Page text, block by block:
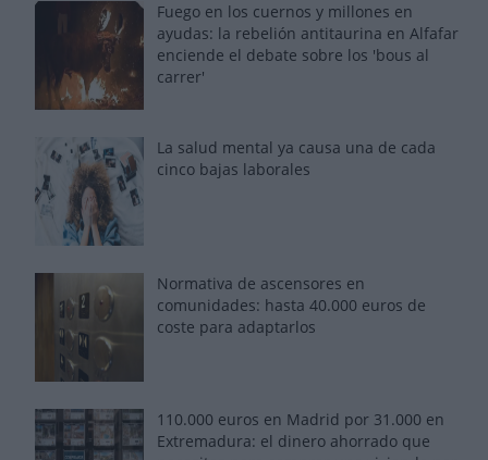
Fuego en los cuernos y millones en
ayudas: la rebelión antitaurina en Alfafar
enciende el debate sobre los 'bous al
carrer'
La salud mental ya causa una de cada
cinco bajas laborales
Normativa de ascensores en
comunidades: hasta 40.000 euros de
coste para adaptarlos
110.000 euros en Madrid por 31.000 en
Extremadura: el dinero ahorrado que